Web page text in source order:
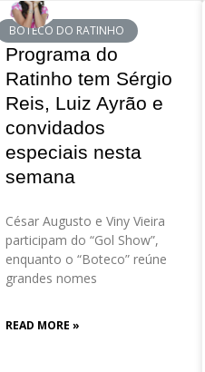
BOTECO DO RATINHO
Programa do
Ratinho tem Sérgio
Reis, Luiz Ayrão e
convidados
especiais nesta
semana
César Augusto e Viny Vieira
participam do “Gol Show”,
enquanto o “Boteco” reúne
grandes nomes
READ MORE »